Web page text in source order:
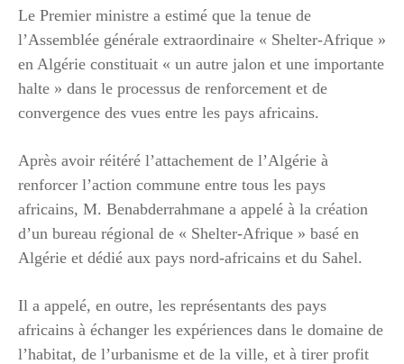
Le Premier ministre a estimé que la tenue de
l’Assemblée générale extraordinaire « Shelter-Afrique »
en Algérie constituait « un autre jalon et une importante
halte » dans le processus de renforcement et de
convergence des vues entre les pays africains.
Après avoir réitéré l’attachement de l’Algérie à
renforcer l’action commune entre tous les pays
africains, M. Benabderrahmane a appelé à la création
d’un bureau régional de « Shelter-Afrique » basé en
Algérie et dédié aux pays nord-africains et du Sahel.
Il a appelé, en outre, les représentants des pays
africains à échanger les expériences dans le domaine de
l’habitat, de l’urbanisme et de la ville, et à tirer profit